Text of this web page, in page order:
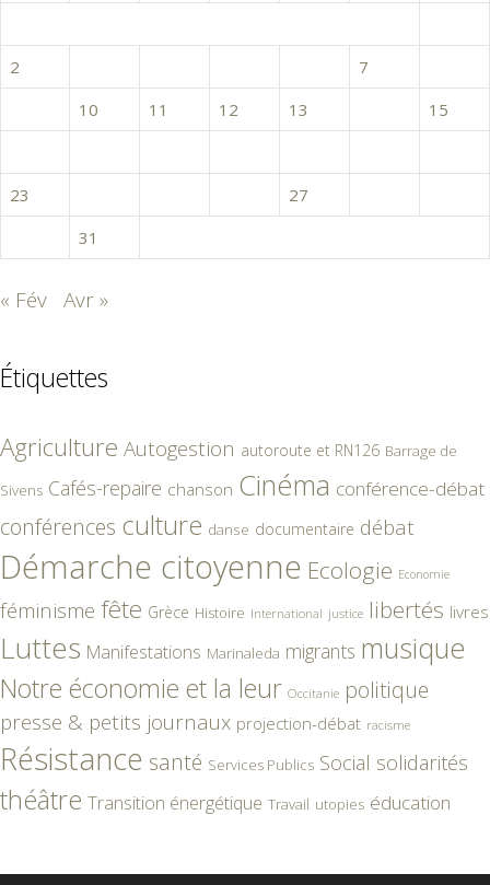
2
7
10 11 12 13
15
23
27
31
« Fév Avr »
Étiquettes
Agriculture Autogestion autoroute et RN126 Barrage de
Sivens Cafés-repaire chanson Cinéma conférence-débat
conférences culture danse documentaire débat
Démarche citoyenne Ecologie Economie
féminisme fête Grèce Histoire International justice libertés livres
Luttes Manifestations Marinaleda migrants musique
Notre économie et la leur Occitanie politique
presse & petits journaux projection-débat racisme
Résistance santé Services Publics Social solidarités
théâtre Transition énergétique Travail utopies éducation